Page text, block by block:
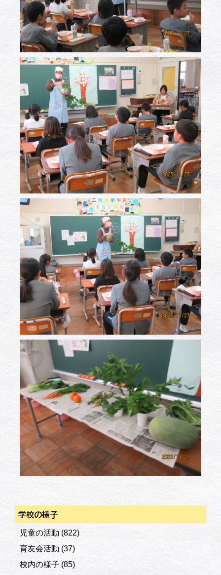
学校の様子
児童の活動 (822)
育友会活動 (37)
校内の様子 (85)